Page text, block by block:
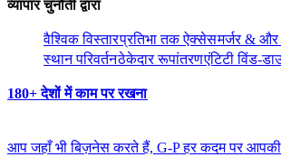
व्यापार चुनौती द्वारा​​
वैश्विक विस्तार​​प्रतिभा तक ऐक्सेस​​मर्जर &
स्थान परिवर्तन​​ठेकेदार रूपांतरण​​एंटिटी विंड-
180+ देशों में काम पर रखना​​
आप जहाँ भी बिज़नेस करते हैं, G-P हर कदम पर आपकी